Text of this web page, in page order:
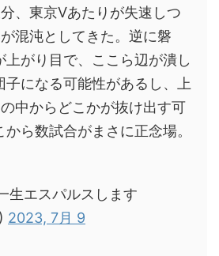
、東京Vあたりが失速しつ
混沌としてきた。逆に磐
上がり目で、ここら辺が潰し
子になる可能性があるし、上
中からどこかが抜け出す可
ら数試合がまさに正念場。
生エスパルスします
2023, 7月 9